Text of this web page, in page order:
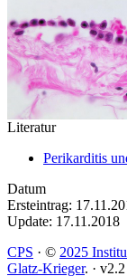
Literatur
Perikarditis
Datum
Ersteintrag:
Update: 17.11.2018
CPS · © 2025
Glatz-Krieger. · v2.2